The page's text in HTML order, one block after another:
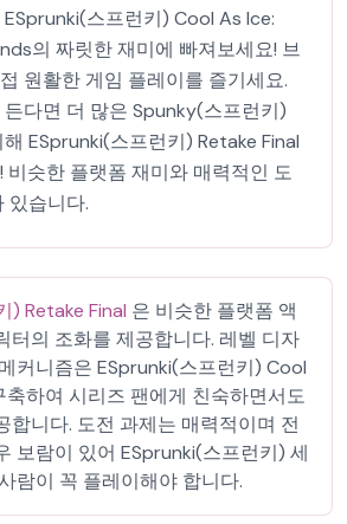
스프런키) Cool As Ice:
의 짜릿한 재미에 빠져보세요! 브
원활한 게임 플레이를 즐기세요.
다면 더 많은 Spunky(스프런키)
ESprunki(스프런키) Retake Final
비슷한 플랫폼 재미와 매력적인 도
있습니다.
) Retake Final 은 비슷한 플랫폼 액
터의 조화를 제공합니다. 레벨 디자
커니즘은 ESprunki(스프런키) Cool
하여 시리즈 팬에게 친숙하면서도
합니다. 도전 과제는 매력적이며 전
보람이 있어 ESprunki(스프런키) 세
람이 꼭 플레이해야 합니다.